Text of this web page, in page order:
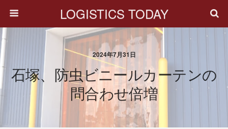
LOGISTICS TODAY
2024年7月31日
石塚、防虫ビニールカーテンの
問合わせ倍増